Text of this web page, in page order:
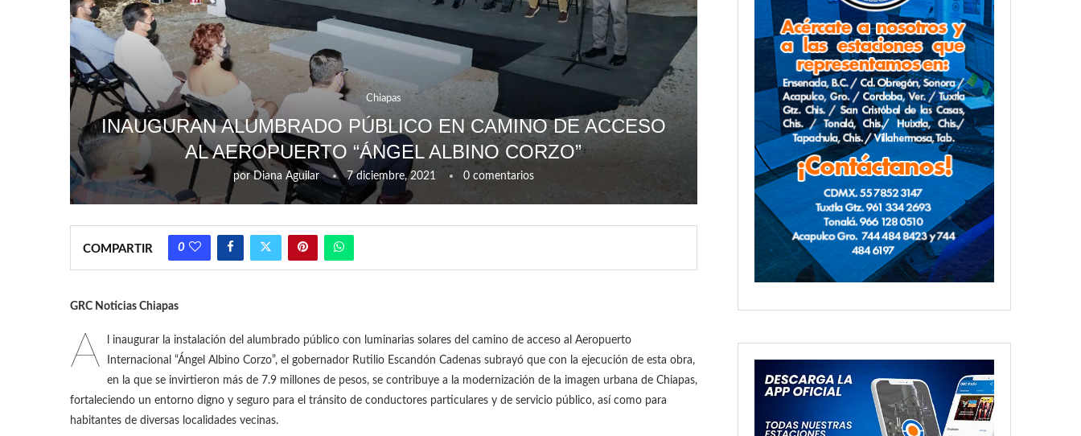
Chiapas
INAUGURAN ALUMBRADO PÚBLICO EN CAMINO DE ACCESO
AL AEROPUERTO “ÁNGEL ALBINO CORZO”
porDiana Aguilar 7 diciembre, 2021 0 comentarios
COMPARTIR 0
GRC Noticias Chiapas
A
l inaugurar la instalación del alumbrado público con luminarias solares del camino de acceso al Aeropuerto
Internacional “Ángel Albino Corzo”, el gobernador Rutilio Escandón Cadenas subrayó que con la ejecución de esta obra,
en la que se invirtieron más de 7.9 millones de pesos, se contribuye a la modernización de la imagen urbana de Chiapas,
fortaleciendo un entorno digno y seguro para el tránsito de conductores particulares y de servicio público, así como para
habitantes de diversas localidades vecinas.